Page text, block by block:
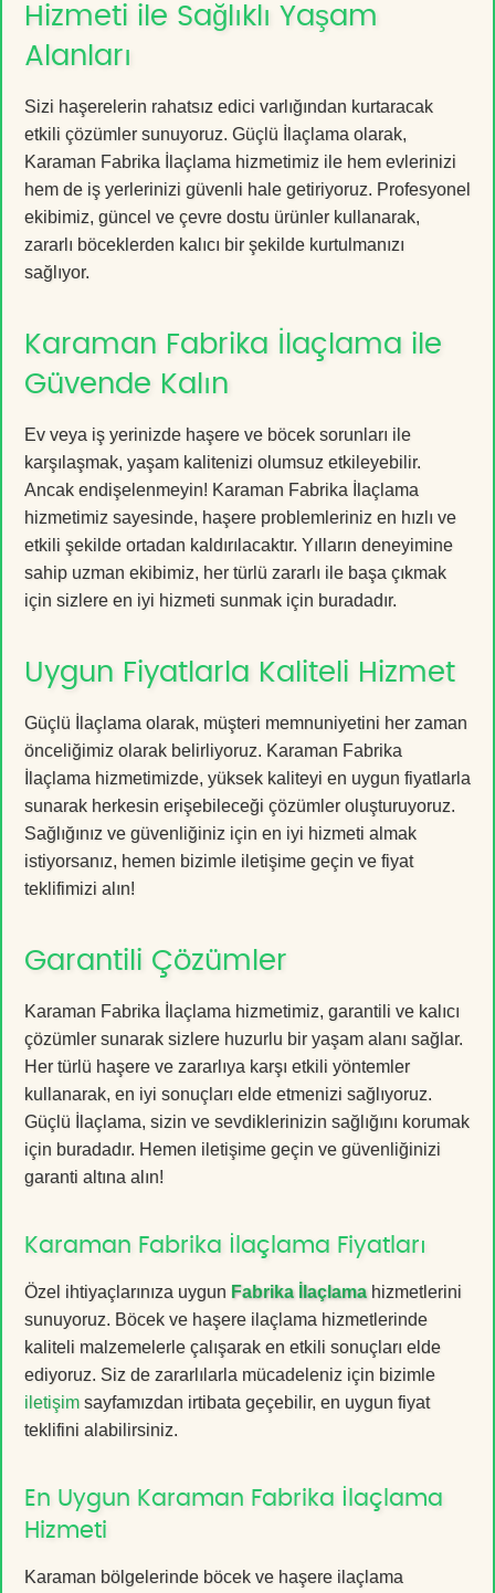
Hizmeti ile Sağlıklı Yaşam
Alanları
Sizi haşerelerin rahatsız edici varlığından kurtaracak
etkili çözümler sunuyoruz. Güçlü İlaçlama olarak,
Karaman Fabrika İlaçlama hizmetimiz ile hem evlerinizi
hem de iş yerlerinizi güvenli hale getiriyoruz. Profesyonel
ekibimiz, güncel ve çevre dostu ürünler kullanarak,
zararlı böceklerden kalıcı bir şekilde kurtulmanızı
sağlıyor.
Karaman Fabrika İlaçlama ile
Güvende Kalın
Ev veya iş yerinizde haşere ve böcek sorunları ile
karşılaşmak, yaşam kalitenizi olumsuz etkileyebilir.
Ancak endişelenmeyin! Karaman Fabrika İlaçlama
hizmetimiz sayesinde, haşere problemleriniz en hızlı ve
etkili şekilde ortadan kaldırılacaktır. Yılların deneyimine
sahip uzman ekibimiz, her türlü zararlı ile başa çıkmak
için sizlere en iyi hizmeti sunmak için buradadır.
Uygun Fiyatlarla Kaliteli Hizmet
Güçlü İlaçlama olarak, müşteri memnuniyetini her zaman
önceliğimiz olarak belirliyoruz. Karaman Fabrika
İlaçlama hizmetimizde, yüksek kaliteyi en uygun fiyatlarla
sunarak herkesin erişebileceği çözümler oluşturuyoruz.
Sağlığınız ve güvenliğiniz için en iyi hizmeti almak
istiyorsanız, hemen bizimle iletişime geçin ve fiyat
teklifimizi alın!
Garantili Çözümler
Karaman Fabrika İlaçlama hizmetimiz, garantili ve kalıcı
çözümler sunarak sizlere huzurlu bir yaşam alanı sağlar.
Her türlü haşere ve zararlıya karşı etkili yöntemler
kullanarak, en iyi sonuçları elde etmenizi sağlıyoruz.
Güçlü İlaçlama, sizin ve sevdiklerinizin sağlığını korumak
için buradadır. Hemen iletişime geçin ve güvenliğinizi
garanti altına alın!
Karaman Fabrika İlaçlama Fiyatları
Özel ihtiyaçlarınıza uygun Fabrika İlaçlamahizmetlerini
sunuyoruz. Böcek ve haşere ilaçlama hizmetlerinde
kaliteli malzemelerle çalışarak en etkili sonuçları elde
ediyoruz. Siz de zararlılarla mücadeleniz için bizimle
iletişim sayfamızdan irtibata geçebilir, en uygun fiyat
teklifini alabilirsiniz.
En Uygun Karaman Fabrika İlaçlama
Hizmeti
Karaman bölgelerinde böcek ve haşere ilaçlama